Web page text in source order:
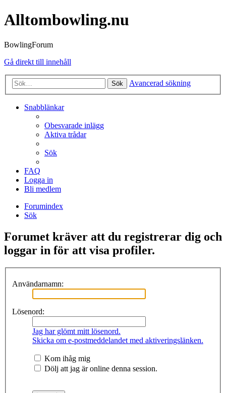
Alltombowling.nu
BowlingForum
Gå direkt till innehåll
Sök Avancerad sökning
Snabblänkar
Obesvarade inlägg
Aktiva trådar
Sök
FAQ
Logga in
Bli medlem
Forumindex
Sök
Forumet kräver att du registrerar dig och
loggar in för att visa profiler.
Användarnamn:
Lösenord:
Jag har glömt mitt lösenord.
Skicka om e-postmeddelandet med aktiveringslänken.
Kom ihåg mig
Dölj att jag är online denna session.